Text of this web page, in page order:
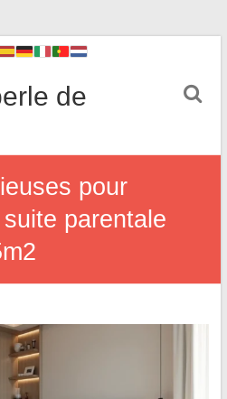
de
pour
parentale